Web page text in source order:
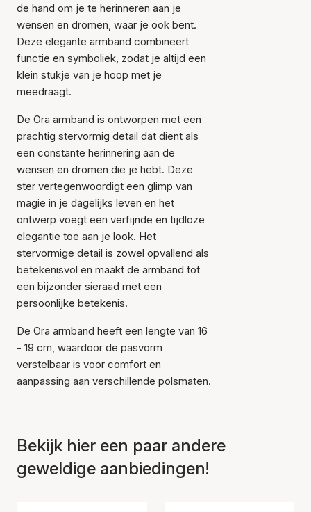
het winkelmandje
de hand om je te herinneren aan je
wensen en dromen, waar je ook bent.
Deze elegante armband combineert
functie en symboliek, zodat je altijd een
klein stukje van je hoop met je
meedraagt.
De Ora armband is ontworpen met een
prachtig stervormig detail dat dient als
een constante herinnering aan de
wensen en dromen die je hebt. Deze
ster vertegenwoordigt een glimp van
magie in je dagelijks leven en het
ontwerp voegt een verfijnde en tijdloze
elegantie toe aan je look. Het
stervormige detail is zowel opvallend als
betekenisvol en maakt de armband tot
een bijzonder sieraad met een
persoonlijke betekenis.
De Ora armband heeft een lengte van 16
- 19 cm, waardoor de pasvorm
verstelbaar is voor comfort en
aanpassing aan verschillende polsmaten.
Bekijk hier een paar andere
geweldige aanbiedingen!